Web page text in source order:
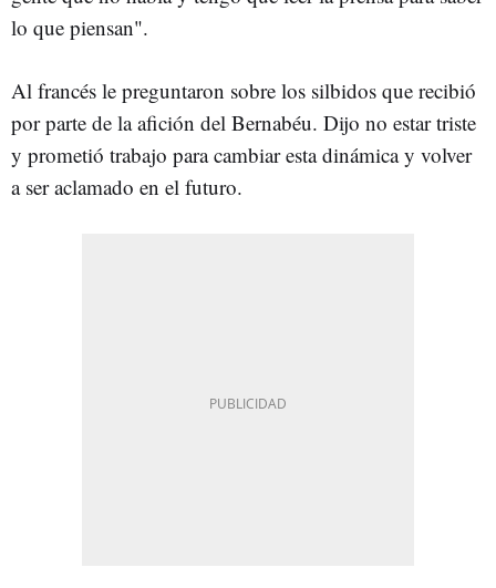
lo que piensan".
Al francés le preguntaron sobre los silbidos que recibió
por parte de la afición del Bernabéu. Dijo no estar triste
y prometió trabajo para cambiar esta dinámica y volver
a ser aclamado en el futuro.